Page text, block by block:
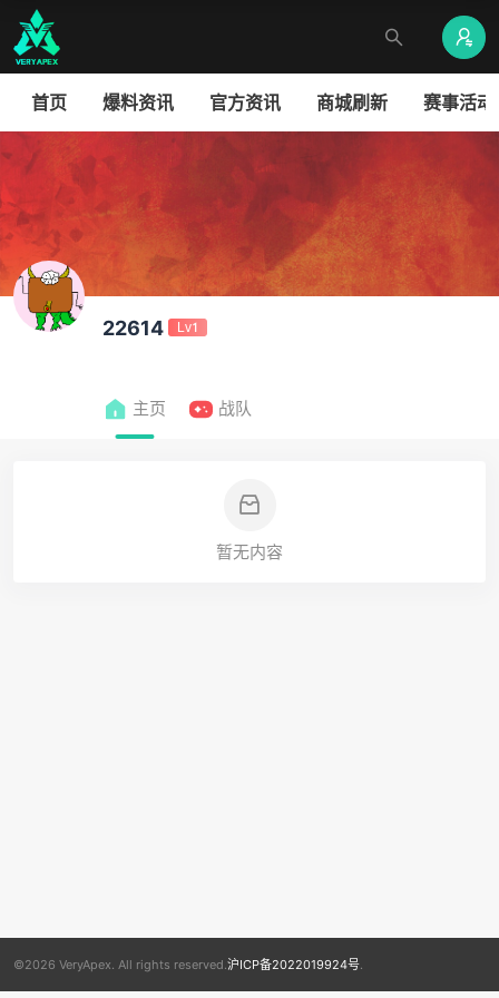
首页 爆料资讯 官方资讯 商城刷新 赛事活动
22614 Lv1
主页 战队
暂无内容
©2026 VeryApex. All rights reserved.沪ICP备2022019924号.